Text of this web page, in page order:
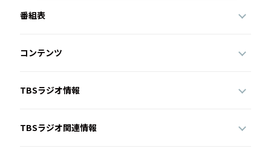
番組表
コンテンツ
TBSラジオ情報
TBSラジオ関連情報